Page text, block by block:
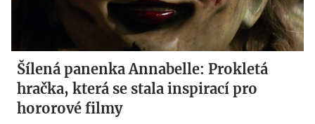
Šílená panenka Annabelle: Prokletá
hračka, která se stala inspirací pro
hororové filmy